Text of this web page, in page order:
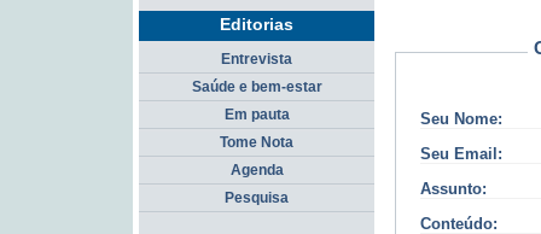
Seu Nome:
Seu Email:
Assunto:
Conteúdo:
Editorias
Entrevista
Saúde e bem-estar
Em pauta
Tome Nota
Agenda
Pesquisa